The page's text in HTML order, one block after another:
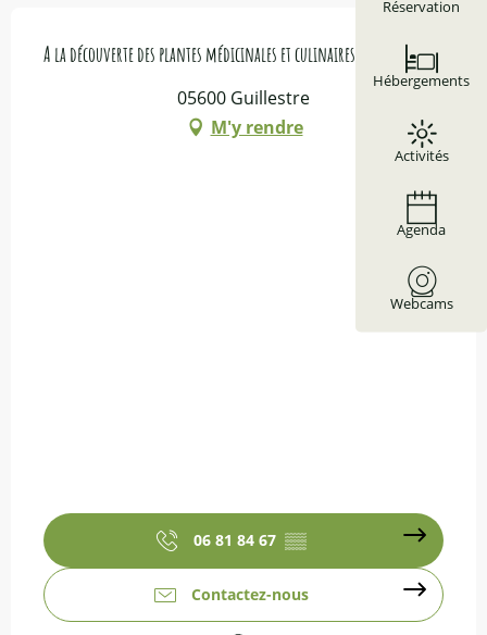
Réservation
Hébergements
Activités
Agenda
Webcams
Du11 août 2026au18 août 2026
Mardi 1 septembre 2026
A la découverte des plantes médicinales et culinaires
05600 Guillestre
M'y rendre
06 81 84 67 ▒▒
Contactez-nous